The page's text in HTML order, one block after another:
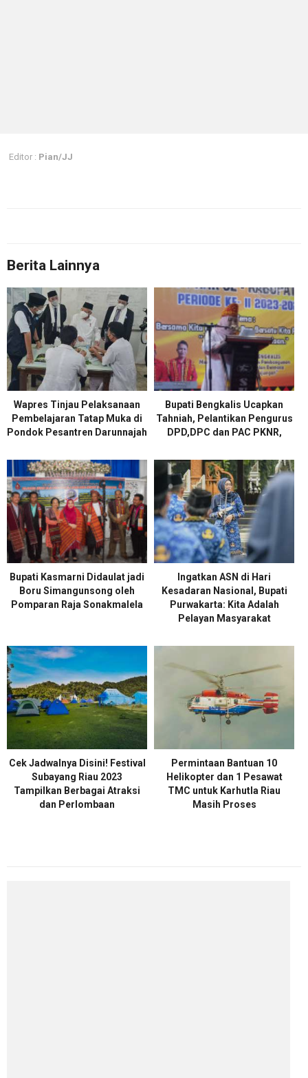
Editor : Pian/JJ
Berita Lainnya
Wapres Tinjau Pelaksanaan
Pembelajaran Tatap Muka di
Pondok Pesantren Darunnajah
Bupati Bengkalis Ucapkan
Tahniah, Pelantikan Pengurus
DPD,DPC dan PAC PKNR,
Bupati Kasmarni Didaulat jadi
Boru Simangunsong oleh
Pomparan Raja Sonakmalela
Ingatkan ASN di Hari
Kesadaran Nasional, Bupati
Purwakarta: Kita Adalah
Pelayan Masyarakat
Cek Jadwalnya Disini! Festival
Subayang Riau 2023
Tampilkan Berbagai Atraksi
dan Perlombaan
Permintaan Bantuan 10
Helikopter dan 1 Pesawat
TMC untuk Karhutla Riau
Masih Proses